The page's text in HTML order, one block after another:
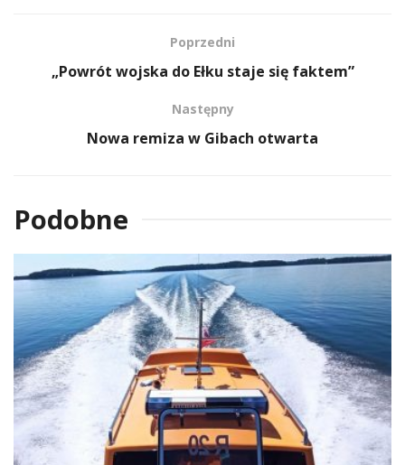
Poprzedni
„Powrót wojska do Ełku staje się faktem”
Następny
Nowa remiza w Gibach otwarta
Podobne